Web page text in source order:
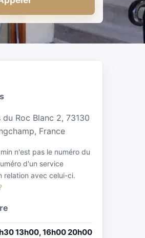
Roc Blanc 2, 73130
France
n'est pas le numéro du
d'un service
relation avec celui-ci.
13h00, 16h00 20h00